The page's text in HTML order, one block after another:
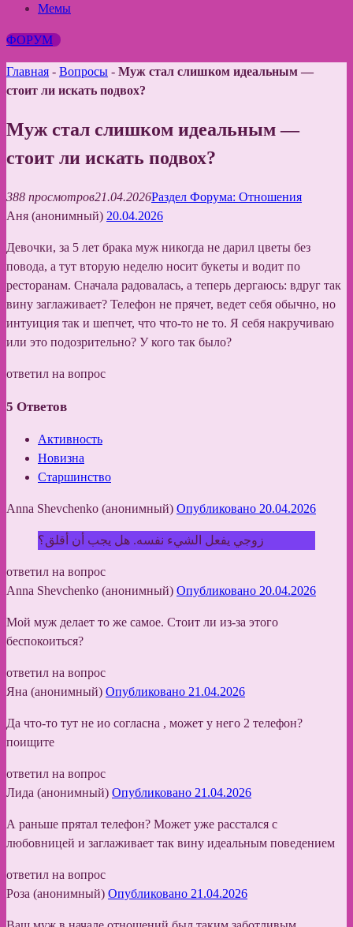
Мемы
ФОРУМ
Главная - Вопросы - Муж стал слишком идеальным —
стоит ли искать подвох?
Муж стал слишком идеальным —
стоит ли искать подвох?
388 просмотров21.04.2026Раздел Форума: Отношения
Аня (анонимный) 20.04.2026
Девочки, за 5 лет брака муж никогда не дарил цветы без
повода, а тут вторую неделю носит букеты и водит по
ресторанам. Сначала радовалась, а теперь дергаюсь: вдруг так
вину заглаживает? Телефон не прячет, ведет себя обычно, но
интуиция так и шепчет, что что-то не то. Я себя накручиваю
или это подозрительно? У кого так было?
ответил на вопрос
5 Ответов
Активность
Новизна
Старшинство
Anna Shevchenko (анонимный) Опубликовано 20.04.2026
زوجي يفعل الشيء نفسه. هل يجب أن أقلق؟
ответил на вопрос
Anna Shevchenko (анонимный) Опубликовано 20.04.2026
Мой муж делает то же самое. Стоит ли из-за этого
беспокоиться?
ответил на вопрос
Яна (анонимный) Опубликовано 21.04.2026
Да что-то тут не ио согласна , может у него 2 телефон?
поищите
ответил на вопрос
Лида (анонимный) Опубликовано 21.04.2026
А раньше прятал телефон? Может уже расстался с
любовницей и заглаживает так вину идеальным поведением
ответил на вопрос
Роза (анонимный) Опубликовано 21.04.2026